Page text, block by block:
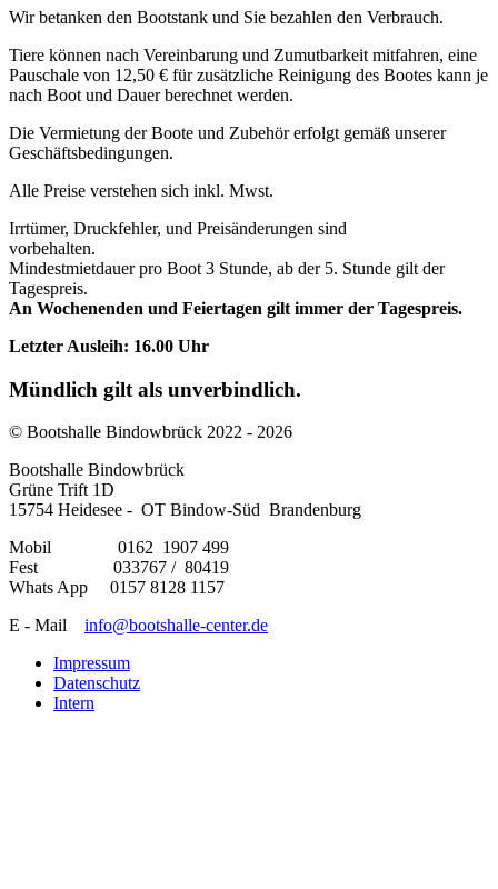
Wir betanken den Bootstank und Sie bezahlen den Verbrauch.
Tiere können nach Vereinbarung und Zumutbarkeit mitfahren, eine
Pauschale von 12,50 € für zusätzliche Reinigung des Bootes kann je
nach Boot und Dauer berechnet werden.
Die Vermietung der Boote und Zubehör erfolgt gemäß unserer
Geschäftsbedingungen.
Alle Preise verstehen sich inkl. Mwst.
Irrtümer, Druckfehler, und Preisänderungen sind
vorbehalten.
Mindestmietdauer pro Boot 3 Stunde, ab der 5. Stunde gilt der
Tagespreis.
An Wochenenden und Feiertagen gilt immer der Tagespreis.
Letzter Ausleih: 16.00 Uhr
Mündlich gilt als unverbindlich.
© Bootshalle Bindowbrück 2022 - 2026
Bootshalle Bindowbrück
Grüne Trift 1D
15754 Heidesee - OT Bindow-Süd Brandenburg
Mobil 0162 1907 499
Fest 033767 / 80419
Whats App 0157 8128 1157
E - Mail info@bootshalle-center.de
Impressum
Datenschutz
Intern